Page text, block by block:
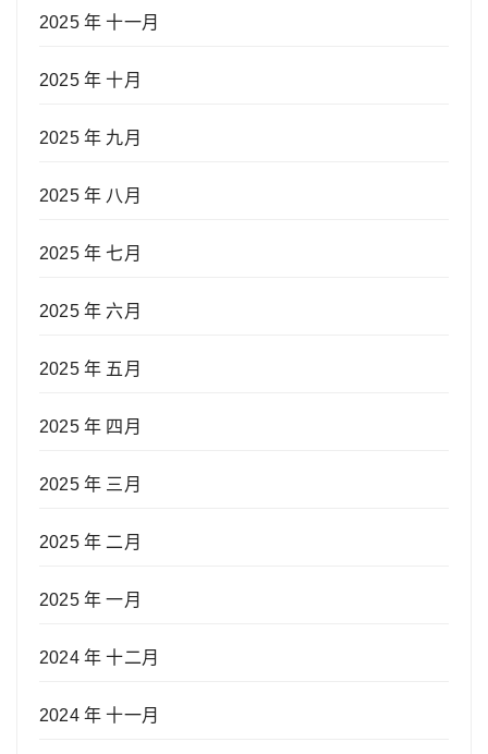
2025 年 十一月
2025 年 十月
2025 年 九月
2025 年 八月
2025 年 七月
2025 年 六月
2025 年 五月
2025 年 四月
2025 年 三月
2025 年 二月
2025 年 一月
2024 年 十二月
2024 年 十一月